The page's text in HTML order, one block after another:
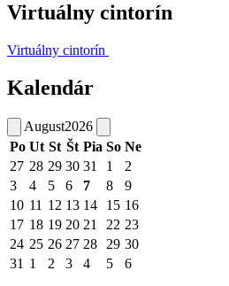
Virtuálny cintorín
Virtuálny cintorín
Kalendár
August2026
Po Ut St Št Pia So Ne
27 28 29 30 31 1
2
3
4 5 6 7 8
9
10 11 12 13 14 15 16
17 18 19 20 21 22 23
24 25 26 27 28 29 30
31 1 2 3 4 5 6